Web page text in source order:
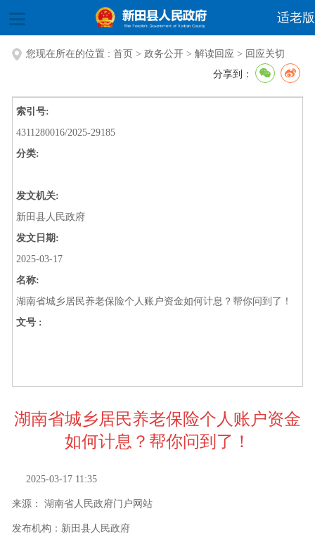
适老版
您现在所在的位置 : 首页 > 政务公开 > 解读回应 > 回应关切
分享到：
索引号:
4311280016/2025-29185
分类:
发文机关:
新田县人民政府
发文日期:
2025-03-17
名称:
湖南省城乡居民养老保险个人账户资金如何计息？帮你问到了！
文号 :
湖南省城乡居民养老保险个人账户资金
如何计息？帮你问到了！
2025-03-17 11:35
来源： 湖南省人民政府门户网站
发布机构： 新田县人民政府